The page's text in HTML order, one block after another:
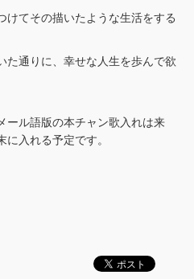
けてその描いたような生活をする
た通りに、幸せな人生を歩んで欲
ール語版の本チャン歌入れは来
入れる予定です。